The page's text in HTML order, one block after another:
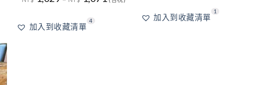
加入到收藏清單
4 加入到收藏清單
1
1